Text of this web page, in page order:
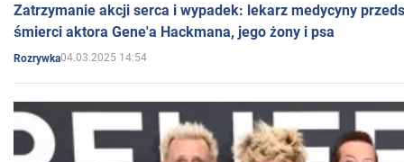
Zatrzymanie akcji serca i wypadek: lekarz medycyny
śmierci aktora Gene'a Hackmana, jego żony i psa
Rozrywka04.03.2025 14:54